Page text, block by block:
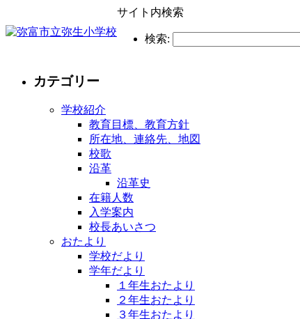
サイト内検索
検索:
カテゴリー
学校紹介
教育目標、教育方針
所在地、連絡先、地図
校歌
沿革
沿革史
在籍人数
入学案内
校長あいさつ
おたより
学校だより
学年だより
１年生おたより
２年生おたより
３年生おたより